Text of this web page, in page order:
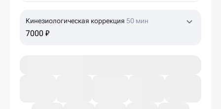
Кинезиологическая коррекция 50 мин
7000 ₽